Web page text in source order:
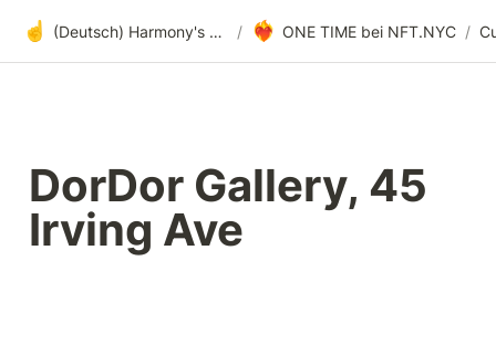
☝️ (Deutsch) Harmony's offene Entwicklung / ❤️‍🔥 ONE TIME bei NFT.NYC /
DorDor Gallery, 45
Irving Ave